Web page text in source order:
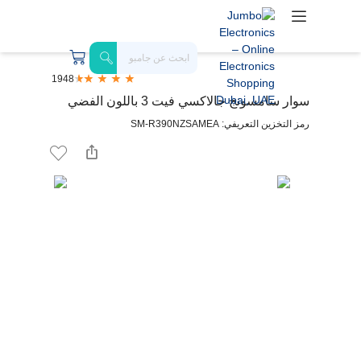
1948
سوار سامسونج جالاكسي فيت 3 باللون الفضي
رمز التخزين التعريفي: SM-R390NZSAMEA